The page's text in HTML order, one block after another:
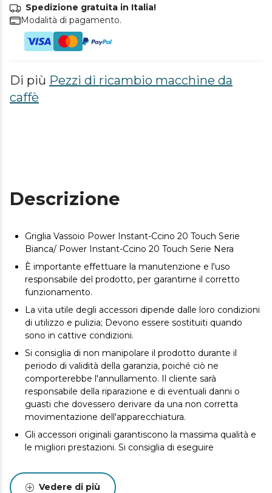
Spedizione gratuita in Italia!
Modalità di pagamento.
Di più Pezzi di ricambio macchine da
caffè
Descrizione
Griglia Vassoio Power Instant-Ccino 20 Touch Serie
Bianca/ Power Instant-Ccino 20 Touch Serie Nera
È importante effettuare la manutenzione e l'uso
responsabile del prodotto, per garantirne il corretto
funzionamento.
La vita utile degli accessori dipende dalle loro condizioni
di utilizzo e pulizia; Devono essere sostituiti quando
sono in cattive condizioni.
Si consiglia di non manipolare il prodotto durante il
periodo di validità della garanzia, poiché ciò ne
comporterebbe l'annullamento. Il cliente sarà
responsabile della riparazione e di eventuali danni o
guasti che dovessero derivare da una non corretta
movimentazione dell'apparecchiatura.
Gli accessori originali garantiscono la massima qualità e
le migliori prestazioni. Si consiglia di eseguire
Vedere di più